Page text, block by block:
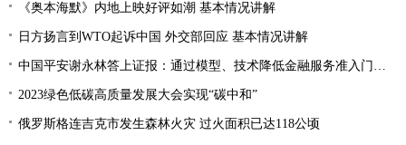
《奥本海默》内地上映好评如潮 基本情况讲解
日方扬言到WTO起诉中国 外交部回应 基本情况讲解
中国平安谢永林答上证报：通过模型、技术降低金融服务准入门槛 提升金融服务的普惠性和可得性
2023绿色低碳高质量发展大会实现“碳中和”
俄罗斯格连吉克市发生森林火灾 过火面积已达118公顷